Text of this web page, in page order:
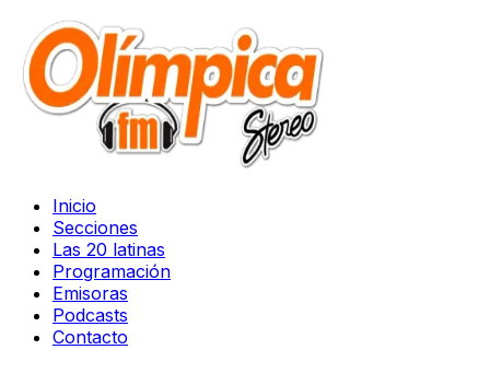
Inicio
Secciones
Las 20 latinas
Programación
Emisoras
Podcasts
Contacto